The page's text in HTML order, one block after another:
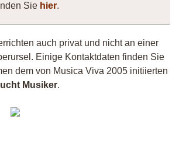
Sie hier.
auch privat und nicht an einer
Einige Kontaktdaten finden Sie
dem von Musica Viva 2005 initiierten
Musiker.